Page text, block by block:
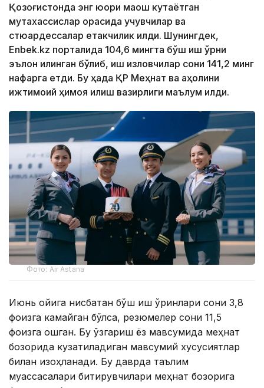
Қозоғистонда энг юқори маош кутаётган
мутахассислар орасида учувчилар ва
стюардессалар етакчилик қилди. Шунингдек,
Enbek.kz порталида 104,6 мингта бўш иш ўрни
эълон қилинган бўлиб, иш изловчилар сони 141,2 минг
нафарга етди. Бу ҳақда ҚР Меҳнат ва аҳолини
ижтимоий ҳимоя қилиш вазирлиги маълум қилди.
Фото: Air Astana
Июнь ойига нисбатан бўш иш ўринлари сони 3,8
фоизга камайган бўлса, резюмелер сони 11,5
фоизга ошган. Бу ўзгариш ёз мавсумида меҳнат
бозорида кузатиладиган мавсумий хусусиятлар
билан изоҳланади. Бу даврда таълим
муассасалари битирувчилари меҳнат бозорига